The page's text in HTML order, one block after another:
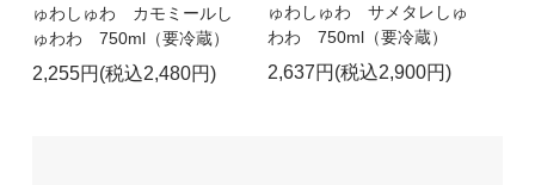
ゅわしゅわ カモミールし
ゅわわ 750ml（要冷蔵）
2,255円(税込2,480円)
ゅわしゅわ サメタレしゅ
わわ 750ml（要冷蔵）
2,637円(税込2,900円)